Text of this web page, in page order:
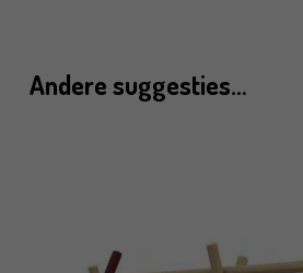
Andere suggesties…